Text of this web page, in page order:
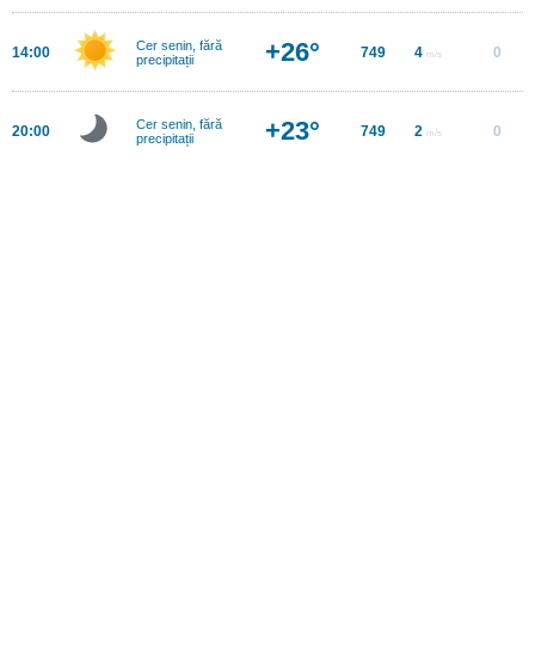
14:00
Cer senin, fără
precipitații
+26° 749 4 m/s 0
20:00
Cer senin, fără
precipitații
+23° 749 2 m/s 0